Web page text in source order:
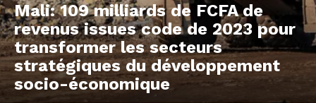
Mali: 109 milliards de FCFA de
revenus issues code de 2023 pour
transformer les secteurs
stratégiques du développement
socio-économique